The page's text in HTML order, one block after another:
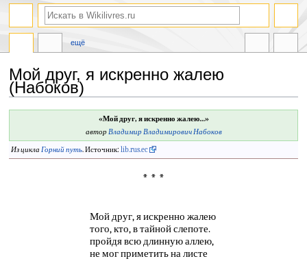
Мой друг, я искренно жалею
(Набоков)
навигации
поиску
«Мой друг, я искренно жалею…»
авторВладимир Владимирович Набоков
Из цикла Горний путь. Источник: lib.rus.ec
* * *
Мой друг, я искренно жалею
того, кто, в тайной слепоте.
пройдя всю длинную аллею,
не мог приметить на листе
ещё